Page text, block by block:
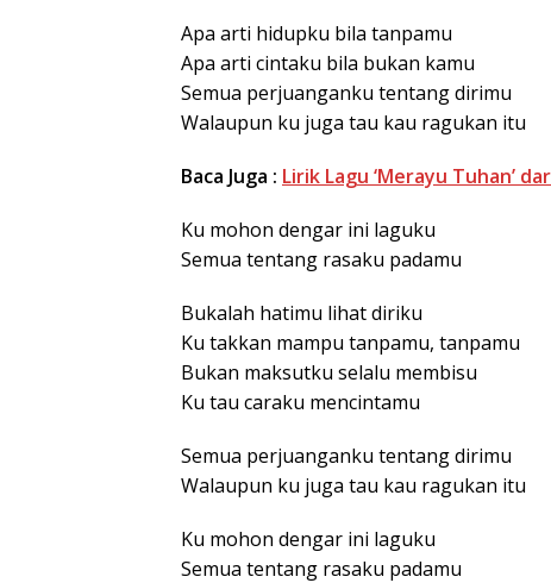
Apa arti hidupku bila tanpamu
Apa arti cintaku bila bukan kamu
Semua perjuanganku tentang dirimu
Walaupun ku juga tau kau ragukan itu
Baca Juga : Lirik Lagu ‘Merayu Tuhan’
Ku mohon dengar ini laguku
Semua tentang rasaku padamu
Bukalah hatimu lihat diriku
Ku takkan mampu tanpamu, tanpamu
Bukan maksutku selalu membisu
Ku tau caraku mencintamu
Semua perjuanganku tentang dirimu
Walaupun ku juga tau kau ragukan itu
Ku mohon dengar ini laguku
Semua tentang rasaku padamu